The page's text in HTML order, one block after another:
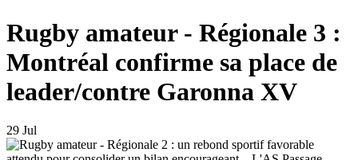
Rugby amateur - Régionale 3 :
Montréal confirme sa place de
leader/contre Garonna XV
29 Jul